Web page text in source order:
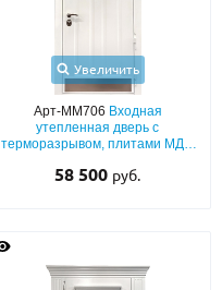
Увеличить
Арт-ММ706 Входная
утепленная дверь с
терморазрывом, плитами МДФ
резьбой «лев» и отбойником
58 500 руб.